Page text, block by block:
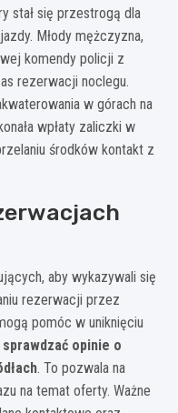
stał się przestrogą dla
Młody mężczyzna,
komendy policji z
rezerwacji noclegu.
w górach na
wpłaty zaliczki w
środków kontakt z
aby wykazywali się
rezerwacji przez
pomóc w uniknięciu
opinie o
. To pozwala na
na temat oferty. Ważne